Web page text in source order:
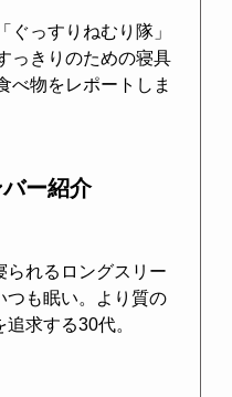
っすりねむり隊」
っきりのための寝具
べ物をレポートしま
ー紹介
られるロングスリー
つも眠い。より質の
求する30代。